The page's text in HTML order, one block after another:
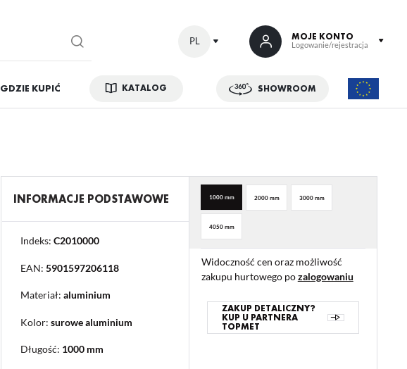
PL MOJE KONTO
Logowanie/rejestracja
GDZIE KUPIĆ KATALOG SHOWROOM
brak konieczności wprowadzania swoich danych przy kolejnych zakupach
INFORMACJE PODSTAWOWE
Indeks: C2010000
EAN: 5901597206118
Materiał: aluminium
Kolor: surowe aluminium
Długość: 1000 mm
1000 mm 2000 mm 3000 mm
4050 mm
Widoczność cen oraz możliwość
zakupu hurtowego pozalogowaniu
ZAKUP DETALICZNY?
KUP U PARTNERA
TOPMET